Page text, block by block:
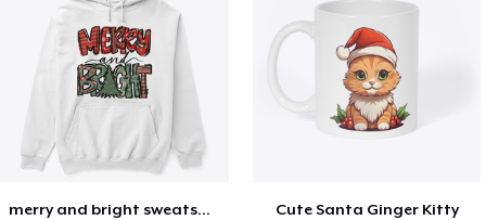
merry and bright sweatshirt christmas Cute Santa Ginger Kitty